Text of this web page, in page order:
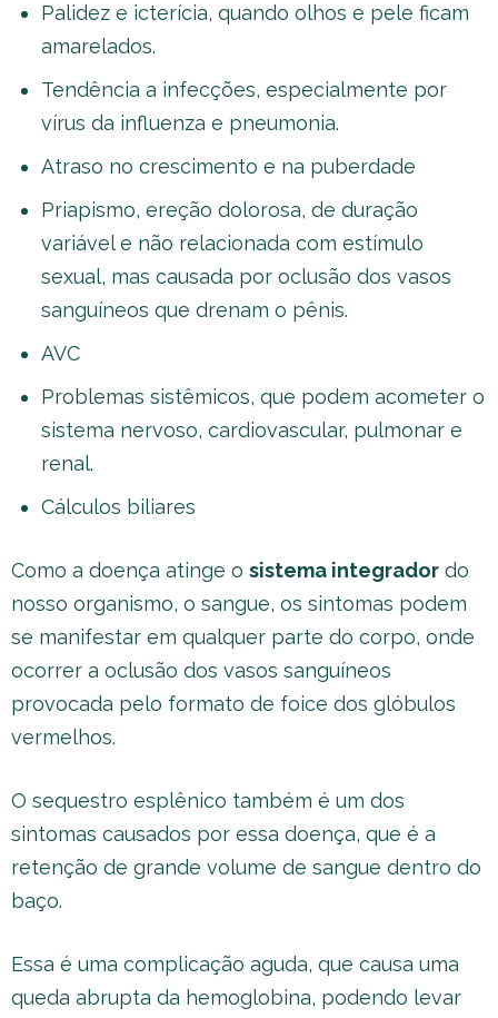
Palidez e icterícia, quando olhos e pele ficam
amarelados.
Tendência a infecções, especialmente por
vírus da influenza e pneumonia.
Atraso no crescimento e na puberdade
Priapismo, ereção dolorosa, de duração
variável e não relacionada com estímulo
sexual, mas causada por oclusão dos vasos
sanguíneos que drenam o pênis.
AVC
Problemas sistêmicos, que podem acometer o
sistema nervoso, cardiovascular, pulmonar e
renal.
Cálculos biliares
Como a doença atinge o sistema integrador do
nosso organismo, o sangue, os sintomas podem
se manifestar em qualquer parte do corpo, onde
ocorrer a oclusão dos vasos sanguíneos
provocada pelo formato de foice dos glóbulos
vermelhos.
O sequestro esplênico também é um dos
sintomas causados por essa doença, que é a
retenção de grande volume de sangue dentro do
baço.
Essa é uma complicação aguda, que causa uma
queda abrupta da hemoglobina, podendo levar